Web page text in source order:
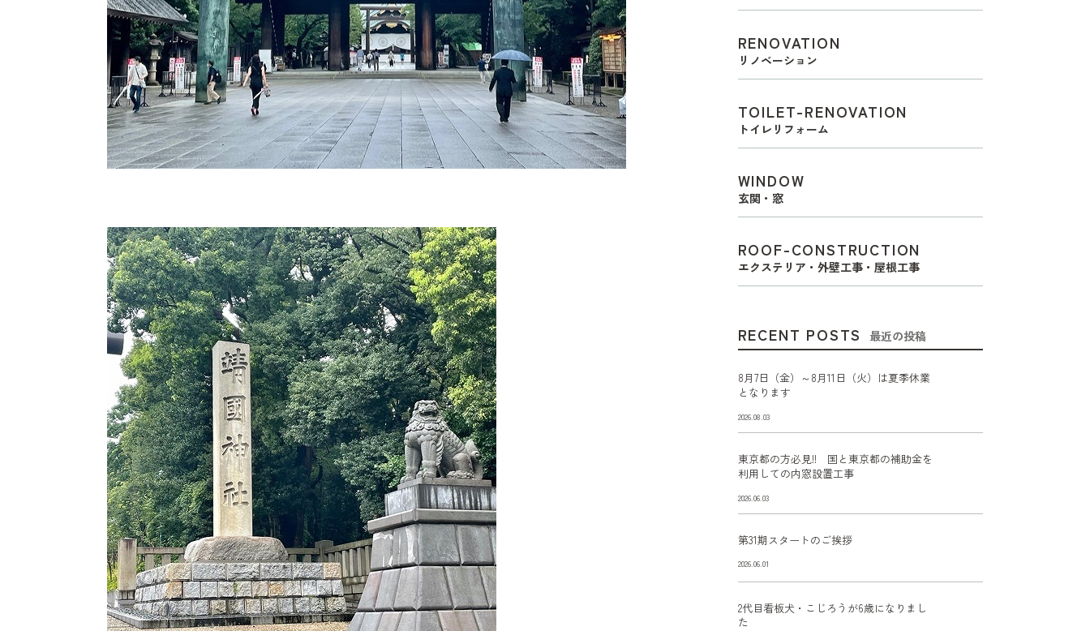
RENOVATION
リノベーション
TOILET-RENOVATION
トイレリフォーム
WINDOW
玄関・窓
ROOF-CONSTRUCTION
エクステリア・外壁工事・屋根工事
RECENT POSTS 最近の投稿
8月7日（金）～8月11日（火）は夏季休業
となります
2026.08.03
東京都の方必見!! 国と東京都の補助金を
利用しての内窓設置工事
2026.06.03
第31期スタートのご挨拶
2026.06.01
2代目看板犬・こじろうが6歳になりまし
た